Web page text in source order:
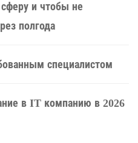
и чтобы не
полгода
специалистом
в IT компанию в 2026